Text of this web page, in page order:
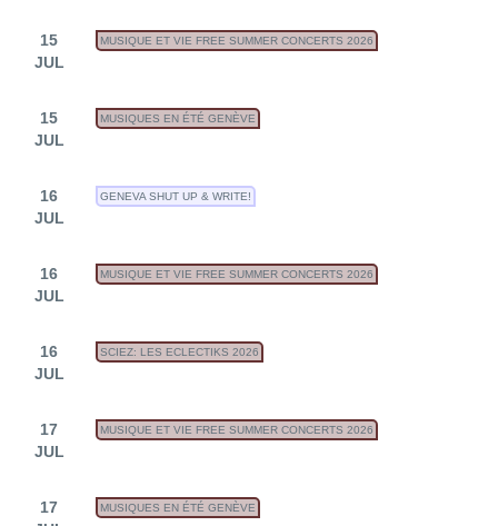
15
JUL
MUSIQUE ET VIE FREE SUMMER CONCERTS 2026
15
JUL
MUSIQUES EN ÉTÉ GENÈVE
16
JUL
GENEVA SHUT UP & WRITE!
16
JUL
MUSIQUE ET VIE FREE SUMMER CONCERTS 2026
16
JUL
SCIEZ: LES ECLECTIKS 2026
17
JUL
MUSIQUE ET VIE FREE SUMMER CONCERTS 2026
17
MUSIQUES EN ÉTÉ GENÈVE